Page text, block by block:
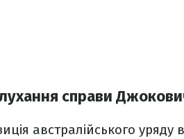
справи
австралійського уряду